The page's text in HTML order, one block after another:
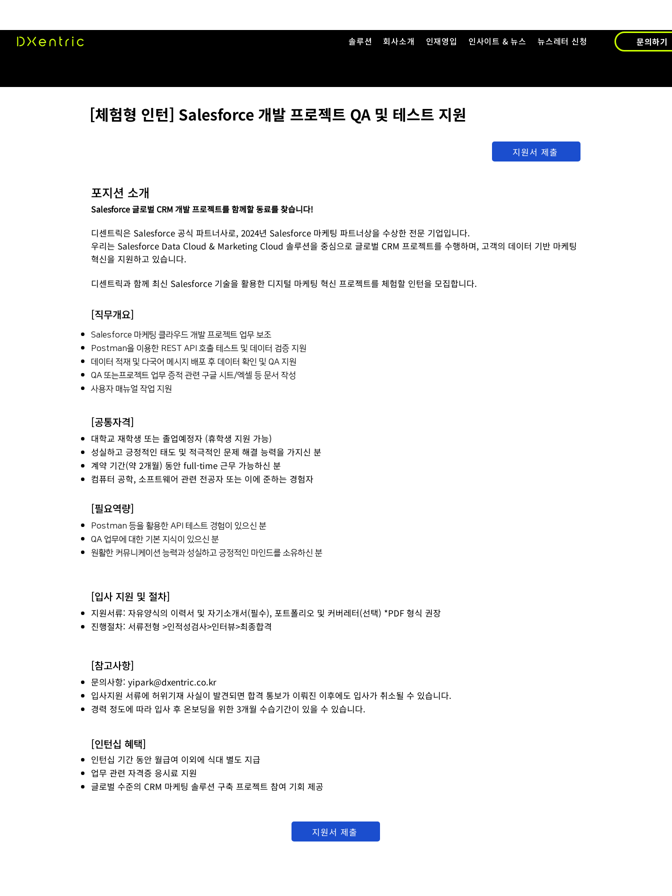
솔루션 회사소개 인재영입 인사이트 & 뉴스 뉴스레터 신청 문의하기
[체험형 인턴] Salesforce 개발 프로젝트 QA 및 테스트 지원
지원서 제출
​포지션 소개
Salesforce 글로벌 CRM 개발 프로젝트를 함께할 동료를 찾습니다!
디센트릭은 Salesforce 공식 파트너사로, 2024년 Salesforce 마케팅 파트너상을 수상한 전문 기업입니다.
우리는 Salesforce Data Cloud & Marketing Cloud 솔루션을 중심으로 글로벌 CRM 프로젝트를 수행하며, 고객의 데이터 기반 마케팅
혁신을 지원하고 있습니다.
디센트릭과 함께 최신 Salesforce 기술을 활용한 디지털 마케팅 혁신 프로젝트를 체험할 인턴을 모집합니다.
[직무개요]
Salesforce 마케팅 클라우드 개발 프로젝트 업무 보조
Postman을 이용한 REST API 호출 테스트 및 데이터 검증 지원
데이터 적재 및 다국어 메시지 배포 후 데이터 확인 및 QA 지원
QA 또는프로젝트 업무 증적 관련 구글 시트/엑셀 등 문서 작성
사용자 매뉴얼 작업 지원
[공통자격]
대학교 재학생 또는 졸업예정자 (휴학생 지원 가능)
성실하고 긍정적인 태도 및 적극적인 문제 해결 능력을 가지신 분
계약 기간(약 2개월) 동안 full-time 근무 가능하신 분
컴퓨터 공학, 소프트웨어 관련 전공자 또는 이에 준하는 경험자
[필요역량]
Postman 등을 활용한 API 테스트 경험이 있으신 분
QA 업무에 대한 기본 지식이 있으신 분
원활한 커뮤니케이션 능력과 성실하고 긍정적인 마인드를 소유하신 분
[입사 지원 및 절차]
지원서류: 자유양식의 이력서 및 자기소개서(필수), 포트폴리오 및 커버레터(선택) *PDF 형식 권장
진행절차: 서류전형 >인적성검사>인터뷰>최종합격
[참고사항]
문의사항: yipark@dxentric.co.kr
입사지원 서류에 허위기재 사실이 발견되면 합격 통보가 이뤄진 이후에도 입사가 취소될 수 있습니다.
경력 정도에 따라 입사 후 온보딩을 위한 3개월 수습기간이 있을 수 있습니다.
[인턴십 혜택]
인턴십 기간 동안 월급여 이외에 식대 별도 지급
업무 관련 자격증 응시료 지원
​글로벌 수준의 CRM 마케팅 솔루션 구축 프로젝트 참여 기회 제공
지원서 제출